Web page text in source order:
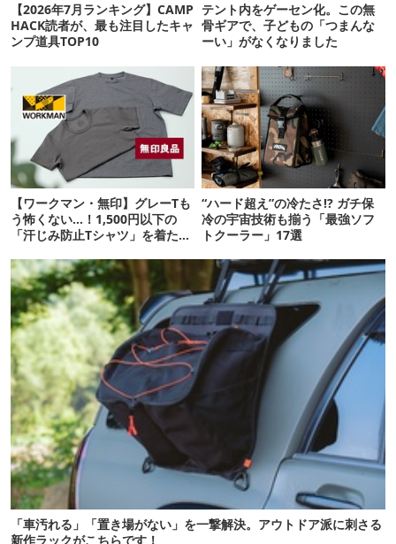
【2026年7月ランキング】CAMP
HACK読者が、最も注目したキャ
ンプ道具TOP10
テント内をゲーセン化。この無
骨ギアで、子どもの「つまんな
ーい」がなくなりました
【ワークマン・無印】グレーTも
う怖くない…！1,500円以下の
「汗じみ防止Tシャツ」を着たら
“ハード超え”の冷たさ!? ガチ保
冷の宇宙技術も揃う「最強ソフ
トクーラー」17選
「車汚れる」「置き場がない」を一撃解決。アウトドア派に刺さる
新作ラックがこちらです！